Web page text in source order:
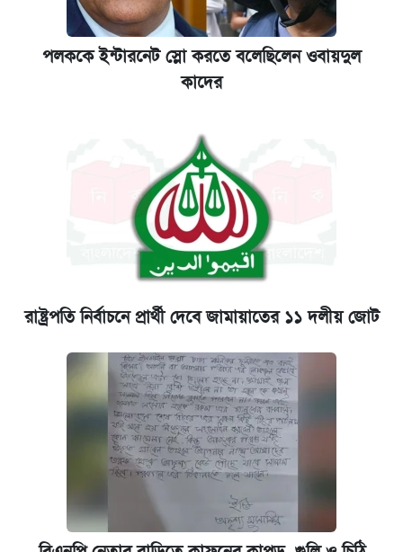
পলককে ইন্টারনেট স্লো করতে বলেছিলেন ওবায়দুল
কাদের
রাষ্ট্রপতি নির্বাচনে প্রার্থী দেবে জামায়াতের ১১ দলীয় জোট